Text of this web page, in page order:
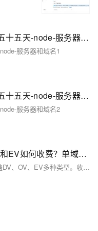
前端学习笔记202307学习笔记第五十五天-node-服务器和域名1
服务器和域名1
前端学习笔记202307学习笔记第五十五天-node-服务器和域名2
服务器和域名2
阿里云SSL证书不同类型DV、OV和EV如何收费？单域名和通配符SSL价格整理
阿里云SSL证书提供免费和收费版本，涵盖DV、OV、EV多种类型。收费证书品牌包括DigiCert、GlobalSign等，价格从238元/年起。免费SSL证书由Digicert提供，单域名有效3个月，每个实名主体每年可领取20个。具体价格和详情见阿里云SSL官方页面。